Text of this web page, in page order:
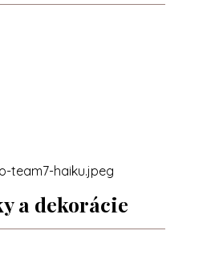
a dekorácie